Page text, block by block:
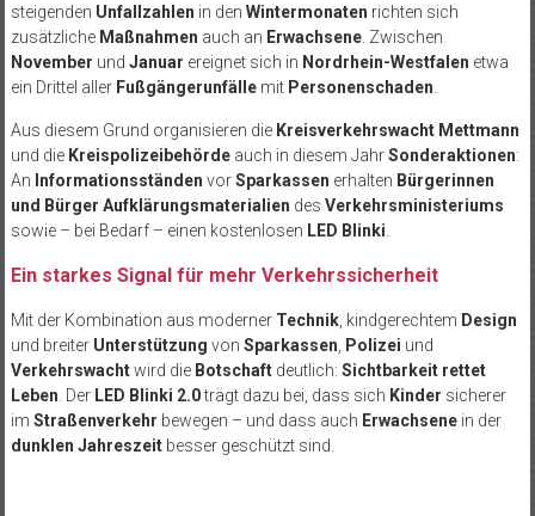
steigenden Unfallzahlen in den Wintermonaten richten sich
zusätzliche Maßnahmen auch an Erwachsene. Zwischen
November und Januar ereignet sich in Nordrhein-Westfalen etwa
ein Drittel aller Fußgängerunfällemit Personenschaden
Aus diesem Grund organisieren die Kreisverkehrswacht Mettmann
und die Kreispolizeibehördeauch in diesem JahrSonderaktionen:
An Informationsständen vorSparkassen erhalten Bürgerinnen
und Bürger Aufklärungsmaterialien des Verkehrsministeriums
sowie – bei Bedarf – einen kostenlosen LED Blinki
Ein starkes Signal für mehr Verkehrssicherheit
Mit der Kombination aus moderner Technik, kindgerechtem Design
und breiter Unterstützung von Sparkassen Polizei und
Verkehrswachtwird die Botschaftdeutlich: Sichtbarkeit rettet
Leben . Der LED Blinki 2.0trägt dazu bei, dass sich Kinder sicherer
im Straßenverkehr bewegen – und dass auch Erwachsenein der
dunklen Jahreszeitbesser geschützt sind.